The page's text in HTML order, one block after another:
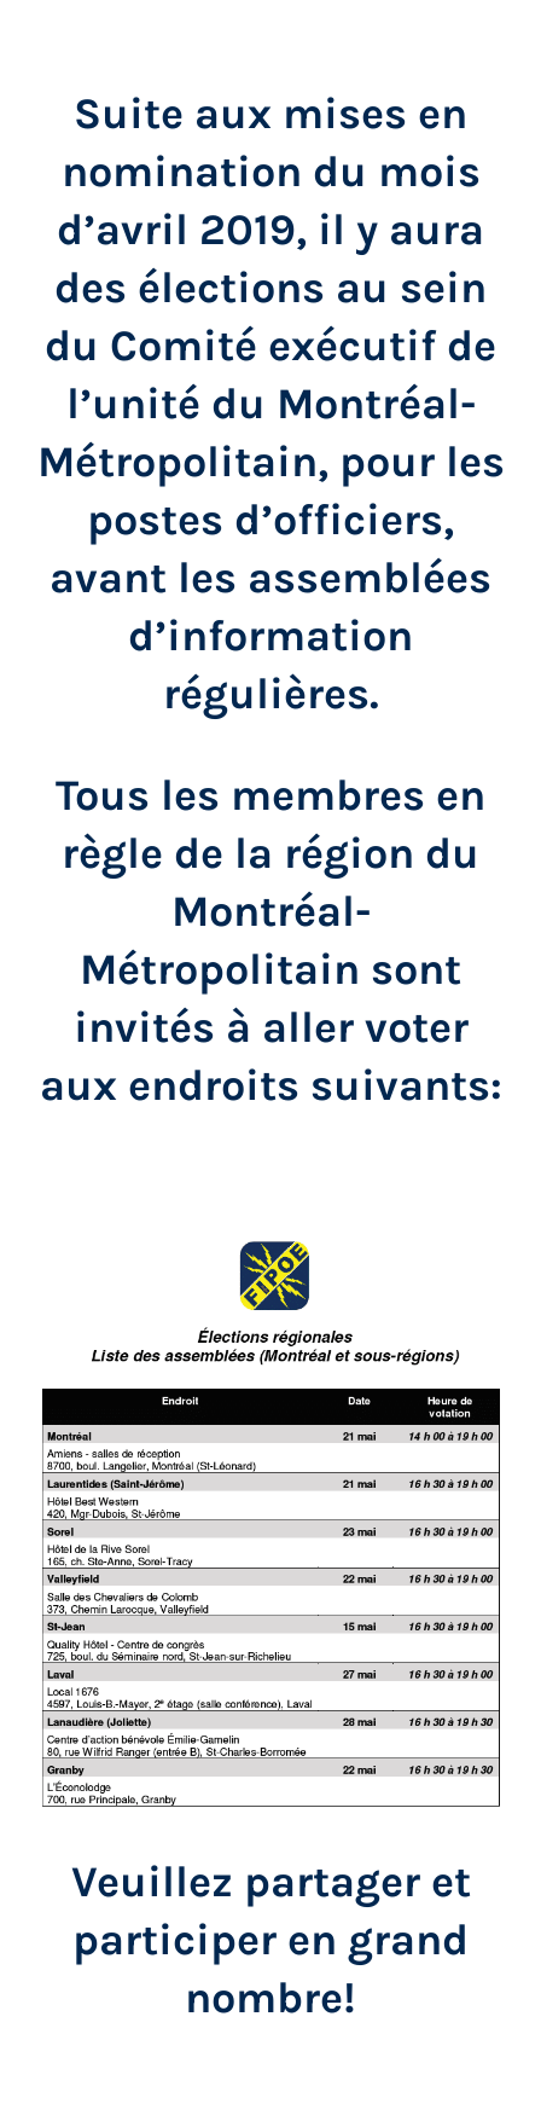
Suite aux mises en
nomination du mois
d’avril 2019, il y aura
des élections au sein
du Comité exécutif de
l’unité du Montréal-
Métropolitain, pour les
postes d’officiers,
avant les assemblées
d’information
régulières.
Tous les membres en
règle de la région du
Montréal-
Métropolitain sont
invités à aller voter
aux endroits suivants:
Veuillez partager et
participer en grand
nombre!